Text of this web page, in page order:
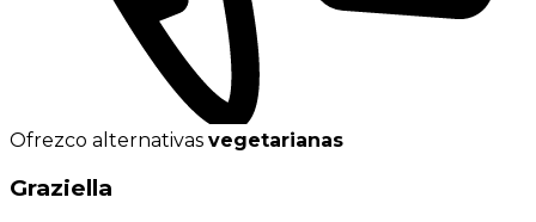
Ofrezco alternativas vegetarianas
Graziella